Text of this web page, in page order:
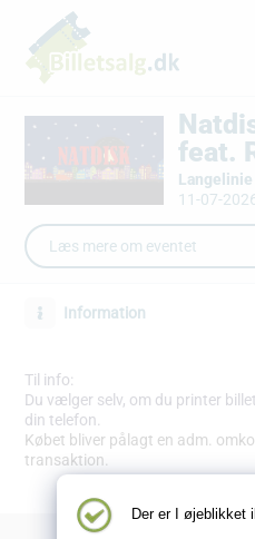
feat.
11-07-
Læs mere om eventet
Information
Til info:
Du vælger selv, om du printer
din telefon.
Købet bliver pålagt en adm.
transaktion.
Der er I øjeblikket